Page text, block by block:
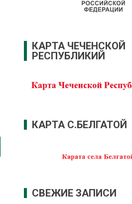
КАРТА ЧЕЧЕНСКОЙ
РЕСПУБЛИКИЙ
КАРТА С.БЕЛГАТОЙ
СВЕЖИЕ ЗАПИСИ